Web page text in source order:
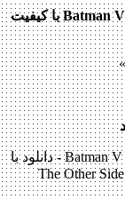
دانلود فیلم Batman V Superman Dawn Of Justice 2016 با کیفیت